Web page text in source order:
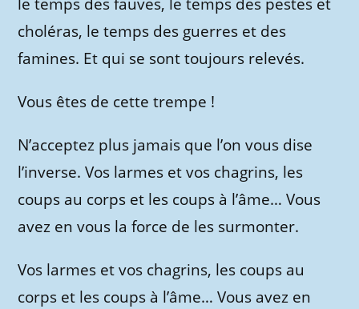
le temps des fauves, le temps des pestes et
choléras, le temps des guerres et des
famines. Et qui se sont toujours relevés.
Vous êtes de cette trempe !
N’acceptez plus jamais que l’on vous dise
l’inverse. Vos larmes et vos chagrins, les
coups au corps et les coups à l’âme… Vous
avez en vous la force de les surmonter.
Vos larmes et vos chagrins, les coups au
corps et les coups à l’âme… Vous avez en